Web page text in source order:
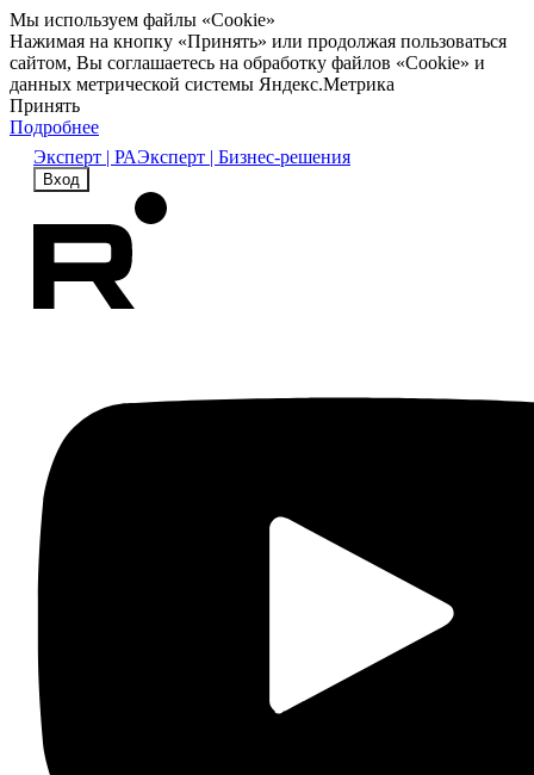
Мы используем файлы «Cookie»
Нажимая на кнопку «Принять» или продолжая пользоваться
сайтом, Вы соглашаетесь на обработку файлов «Cookie» и
данных метрической системы Яндекс.Метрика
Принять
Подробнее
Эксперт | РАЭксперт | Бизнес-решения
Вход